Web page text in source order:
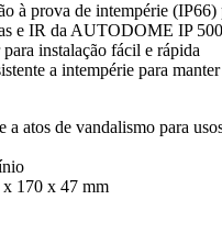
à prova de intempérie (IP66)
e IR da AUTODOME IP
instalação fácil e rápida
a intempérie para
a atos de vandalismo para
170 x 47 mm